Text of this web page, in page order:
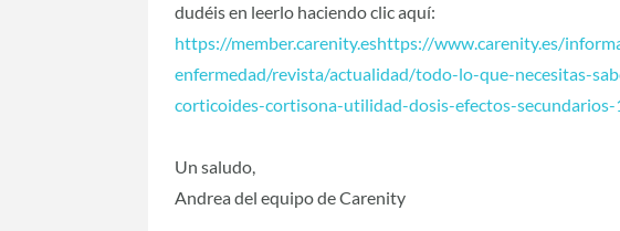
dudéis en leerlo haciendo clic aquí:
https://member.carenity.eshttps://www.carenity.es/
enfermedad/revista/actualidad/todo-lo-que-necesitas-
corticoides-cortisona-utilidad-dosis-efectos-
Un saludo,
Andrea del equipo de Carenity